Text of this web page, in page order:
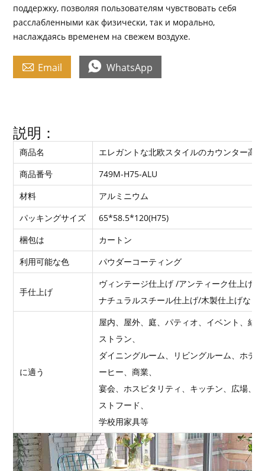
поддержку, позволяя пользователям чувствовать себя
расслабленными как физически, так и морально,
наслаждаясь временем на свежем воздухе.
 Email  WhatsApp
説明：
商品名
エレガントな北欧スタイルのカウンター高
商品番号
749M-H75-ALU
材料
アルミニウム
パッキングサイズ
65*58.5*120(H75)
梱包は
カートン
利用可能な色
パウダーコーティング
手仕上げ
ヴィンテージ仕上げ /アンティーク仕上げ /
ナチュラルスチール仕上げ/木製仕上げなど
に適う
屋内、屋外、庭、パティオ、イベント、結
ストラン、
ダイニングルーム、リビングルーム、ホテ
ーヒー、商業、
宴会、ホスピタリティ、キッチン、広場、
ストフード、
学校用家具等